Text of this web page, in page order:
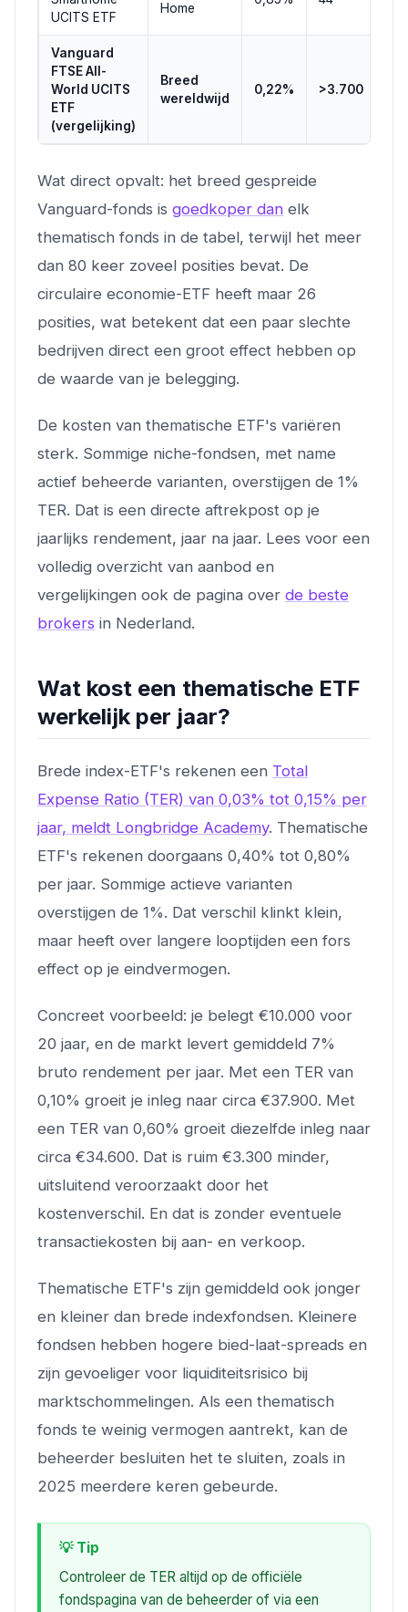
UCITS ETF
Home
Vanguard
FTSE All-
World UCITS
ETF
(vergelijking)
Breed
wereldwijd
0,22% >3.700
Wat direct opvalt: het breed gespreide
Vanguard-fonds is goedkoper dan elk
thematisch fonds in de tabel, terwijl het meer
dan 80 keer zoveel posities bevat. De
circulaire economie-ETF heeft maar 26
posities, wat betekent dat een paar slechte
bedrijven direct een groot effect hebben op
de waarde van je belegging.
De kosten van thematische ETF's variëren
sterk. Sommige niche-fondsen, met name
actief beheerde varianten, overstijgen de 1%
TER. Dat is een directe aftrekpost op je
jaarlijks rendement, jaar na jaar. Lees voor een
volledig overzicht van aanbod en
vergelijkingen ook de pagina over de beste
brokers in Nederland.
Wat kost een thematische ETF
werkelijk per jaar?
Brede index-ETF's rekenen een Total
Expense Ratio (TER) van 0,03% tot 0,15% per
jaar, meldt Longbridge Academy. Thematische
ETF's rekenen doorgaans 0,40% tot 0,80%
per jaar. Sommige actieve varianten
overstijgen de 1%. Dat verschil klinkt klein,
maar heeft over langere looptijden een fors
effect op je eindvermogen.
Concreet voorbeeld: je belegt €10.000 voor
20 jaar, en de markt levert gemiddeld 7%
bruto rendement per jaar. Met een TER van
0,10% groeit je inleg naar circa €37.900. Met
een TER van 0,60% groeit diezelfde inleg naar
circa €34.600. Dat is ruim €3.300 minder,
uitsluitend veroorzaakt door het
kostenverschil. En dat is zonder eventuele
transactiekosten bij aan- en verkoop.
Thematische ETF's zijn gemiddeld ook jonger
en kleiner dan brede indexfondsen. Kleinere
fondsen hebben hogere bied-laat-spreads en
zijn gevoeliger voor liquiditeitsrisico bij
marktschommelingen. Als een thematisch
fonds te weinig vermogen aantrekt, kan de
beheerder besluiten het te sluiten, zoals in
2025 meerdere keren gebeurde.
💡 Tip
Controleer de TER altijd op de officiële
fondspagina van de beheerder of via een